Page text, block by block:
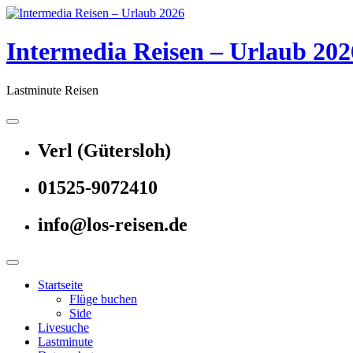
Skip
content
Intermedia Reisen – Urlaub
Lastminute Reisen
Verl (Gütersloh)
01525-9072410
info@los-reisen.de
Startseite
Flüge buchen
Side
Livesuche
Lastminute